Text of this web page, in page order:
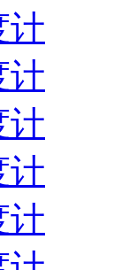
计
计
计
计
计